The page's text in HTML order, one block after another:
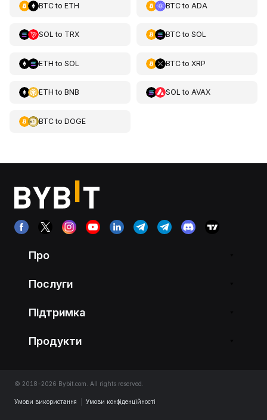
BTCto ETH BTCto ADA
SOL to TRX BTCto SOL
ETH to SOL BTCto XRP
ETH to BNB SOL to AVAX
BTCto DOGE
Про
Послуги
Підтримка
Продукти
© 2018-2026 Bybit.com. All rights reserved.
Умови використання Умови конфіденційності